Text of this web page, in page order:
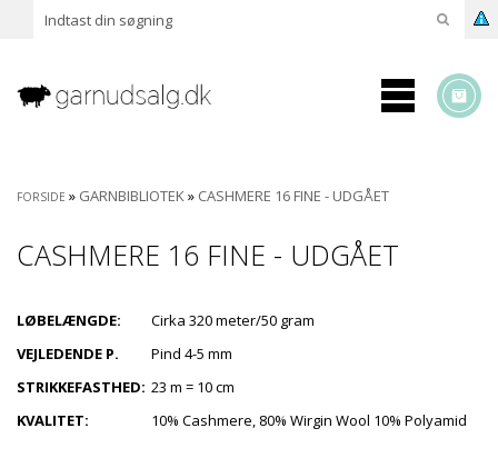
FORSIDE » GARNBIBLIOTEK» CASHMERE 16 FINE - UDGÅET
CASHMERE 16 FINE - UDGÅET
LØBELÆNGDE:
VEJLEDENDE P.
STRIKKEFASTHED:
KVALITET:
Cirka 320 meter/50 gram
Pind 4-5 mm
23 m = 10 cm
10% Cashmere, 80% Wirgin Wool 10% Polyamid